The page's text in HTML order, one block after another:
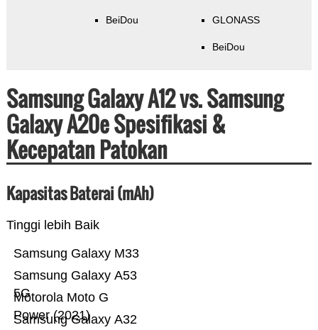
BeiDou GLONASS
BeiDou
Samsung Galaxy A12 vs. Samsung
Galaxy A20e Spesifikasi &
Kecepatan Patokan
Kapasitas Baterai (mAh)
Tinggi lebih Baik
Samsung Galaxy A32
Motorola Moto G
Power (2021)
Samsung Galaxy A53
5G
Samsung Galaxy M33